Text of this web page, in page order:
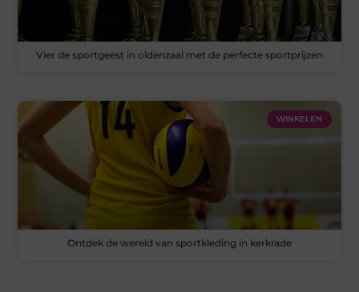
Vier de sportgeest in oldenzaal met de perfecte sportprijzen
WINKELEN
Ontdek de wereld van sportkleding in kerkrade